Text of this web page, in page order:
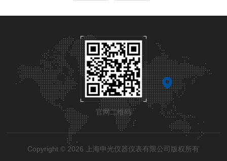
官网二维码
Copyright © 2026 上海申光仪器仪表有限公司版权所有